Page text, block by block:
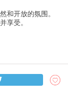
和开放的氛围。
享受。